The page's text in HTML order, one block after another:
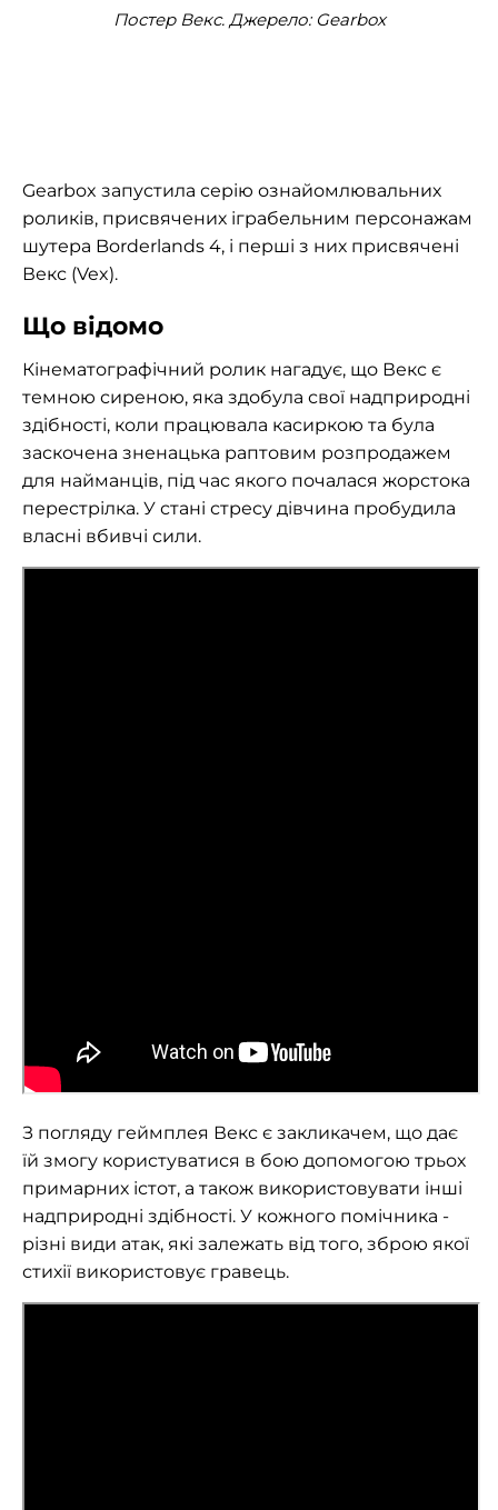
Постер Векс. Джерело: Gearbox
Gearbox запустила серію ознайомлювальних
роликів, присвячених іграбельним персонажам
шутера Borderlands 4, і перші з них присвячені
Векс (Vex).
Що відомо
Кінематографічний ролик нагадує, що Векс є
темною сиреною, яка здобула свої надприродні
здібності, коли працювала касиркою та була
заскочена зненацька раптовим розпродажем
для найманців, під час якого почалася жорстока
перестрілка. У стані стресу дівчина пробудила
власні вбивчі сили.
З погляду геймплея Векс є закликачем, що дає
їй змогу користуватися в бою допомогою трьох
примарних істот, а також використовувати інші
надприродні здібності. У кожного помічника -
різні види атак, які залежать від того, зброю якої
стихії використовує гравець.